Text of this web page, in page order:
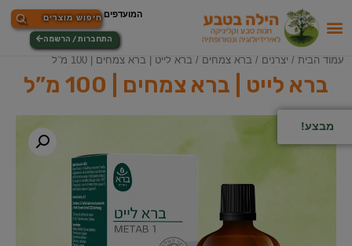
התחברות / הרשמה
עמוד הבית / יצרנים / ברא צמחים / ברא לייט | ברא צמחים | 100 מ”ל
ברא לייט | ברא צמחים | 100 מ”ל
מבצע!